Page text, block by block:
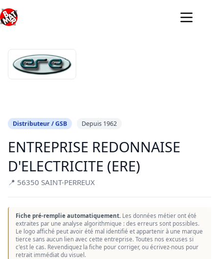
au
contenu
Distributeur / GSB Depuis 1962
ENTREPRISE REDONNAISE
D'ELECTRICITE (ERE)
📍 56350 SAINT-PERREUX
Fiche pré-remplie automatiquement. Les données métier ont été
extraites par une analyse algorithmique : des erreurs sont possibles.
Le logo affiché peut avoir été mal identifié et appartenir à une marque
tierce sans aucun lien avec cette entreprise. Toutes nos excuses si
c'est le cas. Revendiquez la fiche pour corriger, ou écrivez-nous pour
retrait immédiat du visuel.